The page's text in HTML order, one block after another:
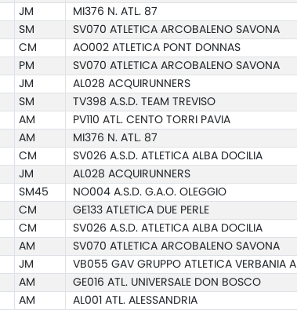
JM MI376 N. ATL. 87
SM SV070 ATLETICA ARCOBALENO SAVONA
CM AO002 ATLETICA PONT DONNAS
PM SV070 ATLETICA ARCOBALENO SAVONA
JM AL028 ACQUIRUNNERS
SM TV398 A.S.D. TEAM TREVISO
AM PV110 ATL. CENTO TORRI PAVIA
AM MI376 N. ATL. 87
CM SV026 A.S.D. ATLETICA ALBA DOCILIA
JM AL028 ACQUIRUNNERS
SM45 NO004 A.S.D. G.A.O. OLEGGIO
CM GE133 ATLETICA DUE PERLE
CM SV026 A.S.D. ATLETICA ALBA DOCILIA
AM SV070 ATLETICA ARCOBALENO SAVONA
JM VB055 GAV GRUPPO ATLETICA VERBANIA A
AM GE016 ATL. UNIVERSALE DON BOSCO
AM AL001 ATL. ALESSANDRIA